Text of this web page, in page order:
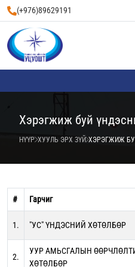
(+976)89629191
Хэрэгжиж буй
НҮҮР ХУУЛЬ ЭРХ ЗҮЙ ХЭРЭГЖИЖ
# Гарчиг
1. "УС" ҮНДЭСНИЙ ХӨТӨЛБӨР
2.
УУР АМЬСГАЛЫН
ХӨТӨЛБӨР